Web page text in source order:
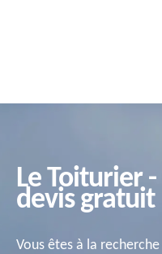
Le Toiturier
devis gratuit
Vous êtes à la